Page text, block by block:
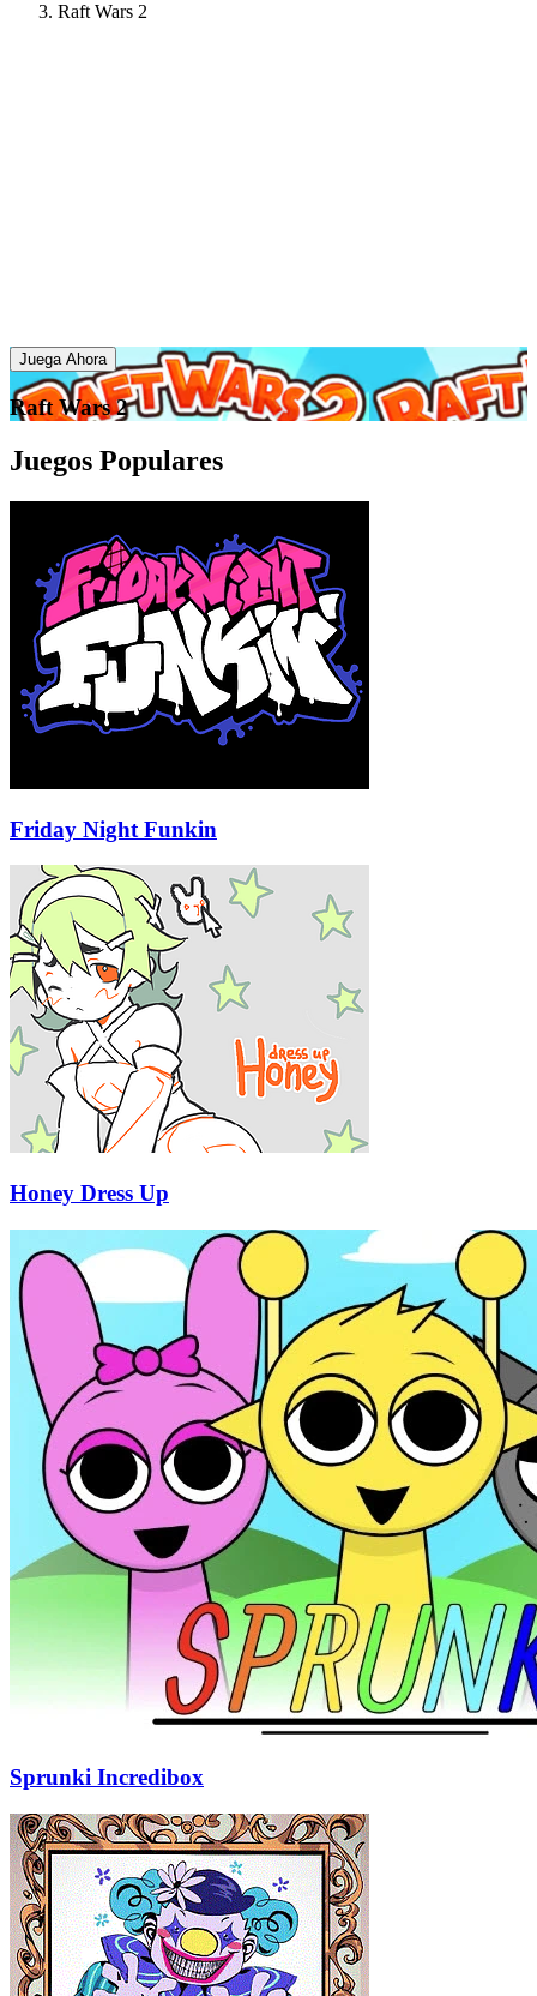
Raft Wars 2
Juega Ahora
Raft Wars 2
Juegos Populares
Friday Night Funkin
Honey Dress Up
Sprunki Incredibox